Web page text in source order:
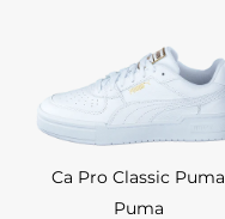
Ca Pro Classic Puma
Puma